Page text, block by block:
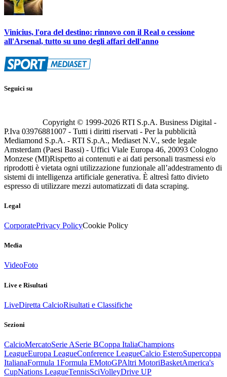
Vinicius, l'ora del destino: rinnovo con il Real o cessione
all'Arsenal, tutto su uno degli affari dell'anno
Seguici su
Copyright © 1999-2026 RTI S.p.A. Business Digital -
P.Iva 03976881007 - Tutti i diritti riservati - Per la pubblicità
Mediamond S.p.A. - RTI S.p.A., Mediaset N.V., sede legale
Amsterdam (Paesi Bassi) - Uffici Viale Europa 46, 20093 Cologno
Monzese (MI)Rispetto ai contenuti e ai dati personali trasmessi e/o
riprodotti è vietata ogni utilizzazione funzionale all’addestramento di
sistemi di intelligenza artificiale generativa. È altresì fatto divieto
espresso di utilizzare mezzi automatizzati di data scraping.
Legal
CorporatePrivacy PolicyCookie Policy
Media
VideoFoto
Live e Risultati
LiveDiretta CalcioRisultati e Classifiche
Sezioni
CalcioMercatoSerie ASerie BCoppa ItaliaChampions
LeagueEuropa LeagueConference LeagueCalcio EsteroSupercoppa
ItalianaFormula 1Formula EMotoGPAltri MotoriBasketAmerica's
CupNations LeagueTennisSciVolleyDrive UP